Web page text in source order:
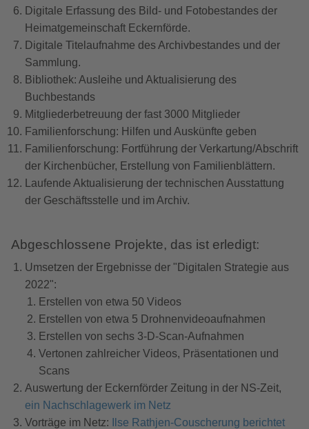
Digitale Erfassung des Bild- und Fotobestandes der
Heimatgemeinschaft Eckernförde.
Digitale Titelaufnahme des Archivbestandes und der
Sammlung.
Bibliothek: Ausleihe und Aktualisierung des
Buchbestands
Mitgliederbetreuung der fast 3000 Mitglieder
Familienforschung: Hilfen und Auskünfte geben
Familienforschung: Fortführung der Verkartung/Abschrift
der Kirchenbücher, Erstellung von Familienblättern.
Laufende Aktualisierung der technischen Ausstattung
der Geschäftsstelle und im Archiv.
Abgeschlossene Projekte, das ist erledigt:
Umsetzen der Ergebnisse der "Digitalen Strategie aus
2022":
Erstellen von etwa 50 Videos
Erstellen von etwa 5 Drohnenvideoaufnahmen
Erstellen von sechs 3-D-Scan-Aufnahmen
Vertonen zahlreicher Videos, Präsentationen und
Scans
Auswertung der Eckernförder Zeitung in der NS-Zeit,
ein Nachschlagewerk im Netz
Vorträge im Netz:
Ilse Rathjen-Couscherung berichtet